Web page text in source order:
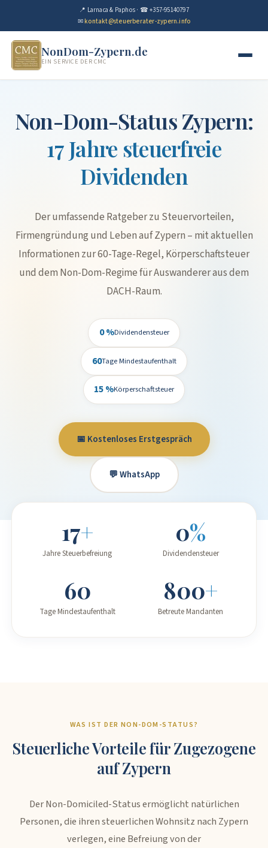
📍 Larnaca & Paphos · ☎ +357-95140797
✉kontakt@steuerberater-zypern.info
NonDom-Zypern.de
EIN SERVICE DER CMC
Non-Dom-Status Zypern:
17 Jahre steuerfreie
Dividenden
Der umfassende Ratgeber zu Steuervorteilen,
Firmengründung und Leben auf Zypern – mit aktuellen
Informationen zur 60-Tage-Regel, Körperschaftsteuer
und dem Non-Dom-Regime für Auswanderer aus dem
DACH-Raum.
0 %Dividendensteuer
60Tage Mindestaufenthalt
15 %Körperschaftsteuer
📅 Kostenloses Erstgespräch
💬 WhatsApp
17+
Jahre Steuerbefreiung
0%
Dividendensteuer
60
Tage Mindestaufenthalt
800+
Betreute Mandanten
WAS IST DER NON-DOM-STATUS?
Steuerliche Vorteile für Zugezogene
auf Zypern
Der Non-Domiciled-Status ermöglicht natürlichen
Personen, die ihren steuerlichen Wohnsitz nach Zypern
verlegen, eine Befreiung von der